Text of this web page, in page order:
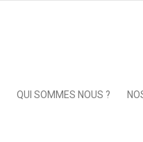
QUI SOMMES NOUS ?